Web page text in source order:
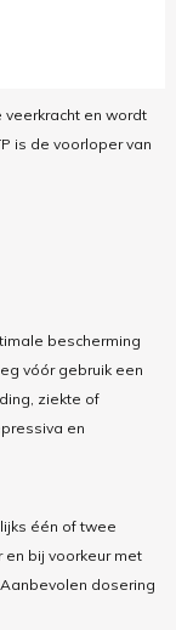
en wordt
is de voorloper van
bescherming
vóór gebruik een
ziekte of
en
één of twee
bij voorkeur met
dosering